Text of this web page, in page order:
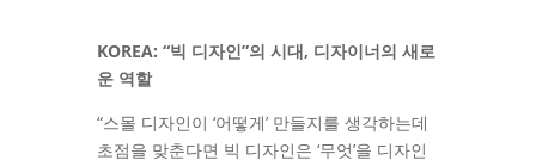
KOREA: “빅 디자인”의 시대, 디자이너의 새로
운 역할
“스몰 디자인이 ‘어떻게’ 만들지를 생각하는데
초점을 맞춘다면 빅 디자인은 ‘무엇’을 디자인